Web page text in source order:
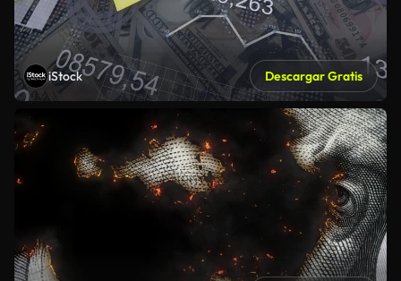
iStock Descargar Gratis